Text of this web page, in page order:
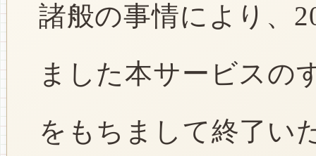
諸般の事情により、
ました本サービスの
をもちまして終了い